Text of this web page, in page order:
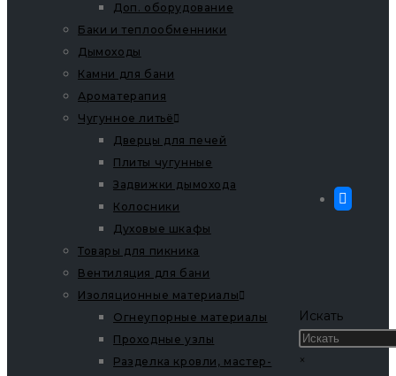
Доп. оборудование
Баки и теплообменники
Дымоходы
Камни для бани
Ароматерапия
Чугунное литьё
Дверцы для печей
Плиты чугунные
Задвижки дымохода
Колосники
Духовые шкафы
Товары для пикника
Вентиляция для бани
Изоляционные материалы
Огнеупорные материалы
Проходные узлы
Разделка кровли, мастер-
Искать
×